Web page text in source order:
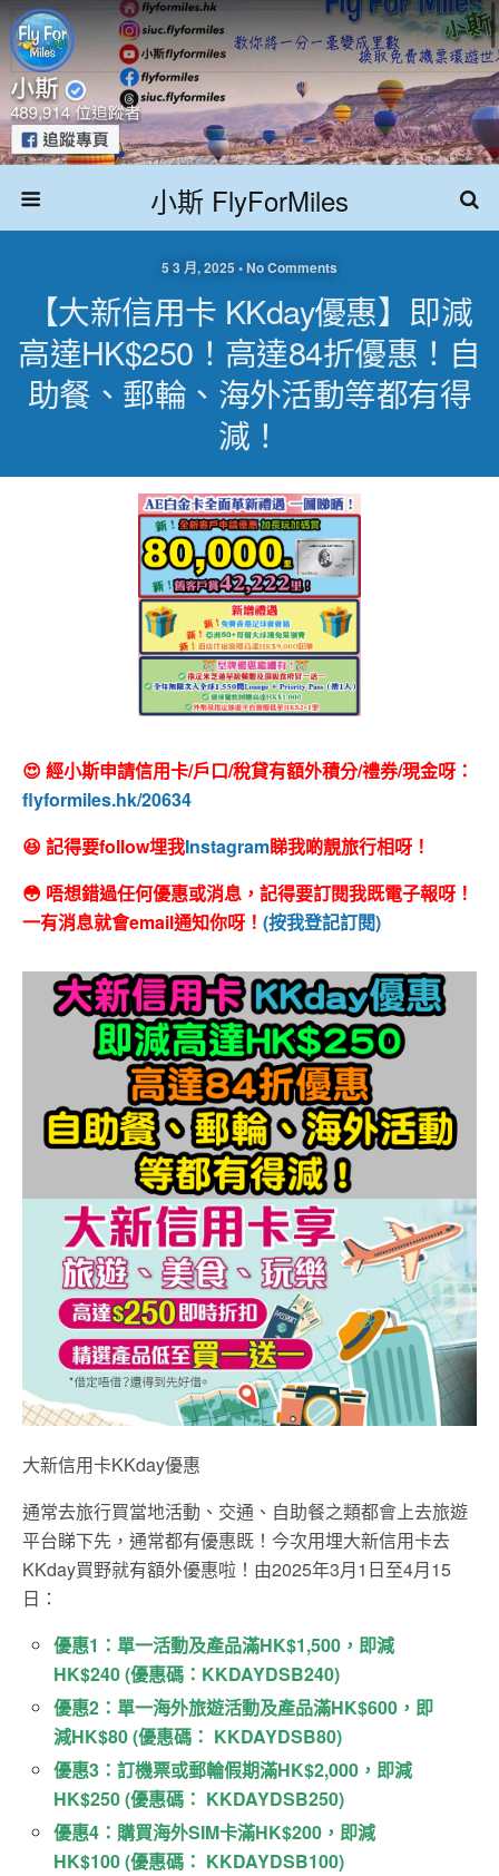
小斯 FlyForMiles
5 3 月, 2025 • No Comments
【大新信用卡 KKday優惠】即減
高達HK$250！高達84折優惠！自
助餐、郵輪、海外活動等都有得
減！
😍 經小斯申請信用卡/戶口/稅貸有額外積分/禮券/現金呀：
flyformiles.hk/20634
😆 記得要follow埋我Instagram睇我啲靚旅行相呀！
😳 唔想錯過任何優惠或消息，記得要訂閱我既電子報呀！
一有消息就會email通知你呀！ (按我登記訂閱)
大新信用卡KKday優惠
通常去旅行買當地活動、交通、自助餐之類都會上去旅遊
平台睇下先，通常都有優惠既！今次用埋大新信用卡去
KKday買野就有額外優惠啦！由2025年3月1日至4月15
日：
優惠1：單一活動及產品滿HK$1,500，即減
HK$240 (優惠碼：KKDAYDSB240)
優惠2：單一海外旅遊活動及產品滿HK$600，即
減HK$80 (優惠碼： KKDAYDSB80)
優惠3：訂機票或郵輪假期滿HK$2,000，即減
HK$250 (優惠碼： KKDAYDSB250)
優惠4：購買海外SIM卡滿HK$200，即減
HK$100 (優惠碼： KKDAYDSB100)